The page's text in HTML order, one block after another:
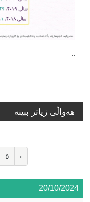
..
هه‌واڵی زیاتر ببینە
٥ ›
20/10/2024